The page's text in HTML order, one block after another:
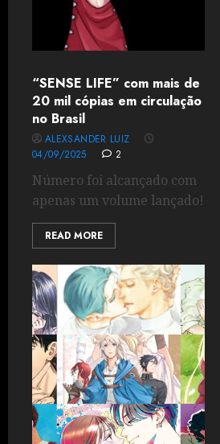
“SENSE LIFE” com mais de
20 mil cópias em circulação
no Brasil
ALEXSANDER LUIZ
04/09/2025
2
Número foi alcançado com
apenas um volume lançado!
READ MORE